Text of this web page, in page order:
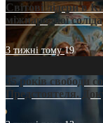
Світові лідери в
міжнародної
3 тижні тому19
35 років свободи
Предстоятеля.